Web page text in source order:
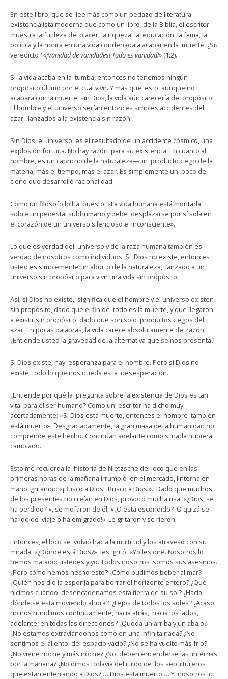
En este libro, que se lee más como un pedazo de literatura
existencialista moderna que como un libro de la Biblia, el escritor
muestra la futileza del placer, la riqueza, la educación, la fama, la
política y la honra en una vida condenada a acabar en la muerte. ¿Su
veredicto?«¡Vanidad de vanidades! Todo es vanidad!» (1:2).
Si la vida acaba en la tumba, entonces no tenemos ningún
propósito último por el cual vivir. Y más que esto, aunque no
acabara con la muerte, sin Dios, la vida aún carecería de propósito.
El hombre y el universo serían entonces simples accidentes del
azar, lanzados a la existencia sin razón.
Sin Dios, el universo es el resultado de un accidente cósmico, una
explosión fortuita. No hay razón para su existencia. En cuanto al
hombre, es un capricho de la naturaleza—un producto ciego de la
materia, más el tiempo, más el azar. Es simplemente un poco de
cieno que desarrolló racionalidad.
Como un filósofo lo ha puesto: «La vida humana está montada
sobre un pedestal subhumano y debe desplazarse por sí sola en
el corazón de un universo silencioso e inconsciente».
Lo que es verdad del universo y de la raza humana también es
verdad de nosotros como individuos. Si Dios no existe, entonces
usted es simplemente un aborto de la naturaleza, lanzado a un
universo sin propósito para vivir una vida sin propósito.
Así, si Dios no existe, significa que el hombre y el universo existen
sin propósito, dado que el fin de todo es la muerte, y que llegaron
a existir sin propósito, dado que son solo productos ciegos del
azar. En pocas palabras, la vida carece absolutamente de razón.
¿Entiende usted la gravedad de la alternativa que se nos presenta?
Si Dios existe, hay esperanza para el hombre. Pero si Dios no
existe, todo lo que nos queda es la desesperación.
¿Entiende por qué la pregunta sobre la existencia de Dios es tan
vital para el ser humano? Como un escritor ha dicho muy
acertadamente: «Si Dios está muerto, entonces el hombre también
está muerto». Desgraciadamente, la gran masa de la humanidad no
comprende este hecho. Continúan adelante como si nada hubiera
cambiado.
Esto me recuerda la historia de Nietzsche del loco que en las
primeras horas de la mañana irrumpió en el mercado, linterna en
mano, gritando: «¡Busco a Dios! ¡Busco a Dios!». Dado que muchos
de los presentes no creían en Dios, provocó mucha risa. «¿Dios se
ha perdido? «, se mofaron de él, «¿O está escondido? ¡O quizá se
ha ido de viaje o ha emigrado!». Le gritaron y se rieron.
Entonces, el loco se volvió hacia la multitud y los atravesó con su
mirada. «¿Dónde está Dios?», les gritó. «Yo les diré. Nosotros lo
hemos matado: ustedes y yo. Todos nosotros somos sus asesinos.
¿Pero cómo hemos hecho esto? ¿Cómo pudimos beber al mar?
¿Quién nos dio la esponja para borrar el horizonte entero? ¿Qué
hicimos cuándo desencadenamos esta tierra de su sol? ¿Hacia
dónde se está moviendo ahora? ¿Lejos de todos los soles? ¿Acaso
no nos hundimos continuamente, hacia atrás, hacia los lados,
adelante, en todas las direcciones? ¿Queda un arriba y un abajo?
¿No estamos extraviándonos como en una infinita nada? ¿No
sentimos el aliento del espacio vacío? ¿No se ha vuelto más frío?
¿No viene noche y más noche? ¿No deben encenderse las linternas
por la mañana? ¿No oímos todavía del ruido de los sepultureros
que están enterrando a Dios? … Dios está muerto … Y nosotros lo